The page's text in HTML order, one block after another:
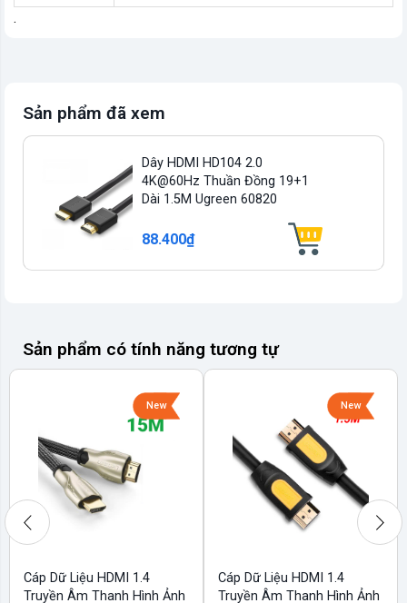
.
Sản phẩm đã xem
Dây HDMI HD104 2.0
4K@60Hz Thuần Đồng 19+1
Dài 1.5M Ugreen 60820
88.400₫
Sản phẩm có tính năng tương tự
New
Cáp Dữ Liệu HDMI 1.4
Truyền Âm Thanh Hình Ảnh
New
Cáp Dữ Liệu HDMI 1.4
Truyền Âm Thanh Hình Ảnh